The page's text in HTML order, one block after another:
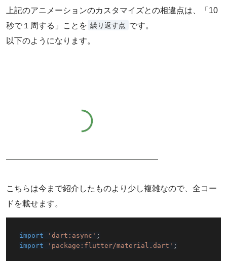
上記のアニメーションのカスタマイズとの相違点は、「10
秒で１周する」ことを 繰り返す点 です。
以下のようになります。
こちらは今まで紹介したものより少し複雑なので、全コー
ドを載せます。
import 'dart:async' ;
import
'package:flutter/material.dart' ;